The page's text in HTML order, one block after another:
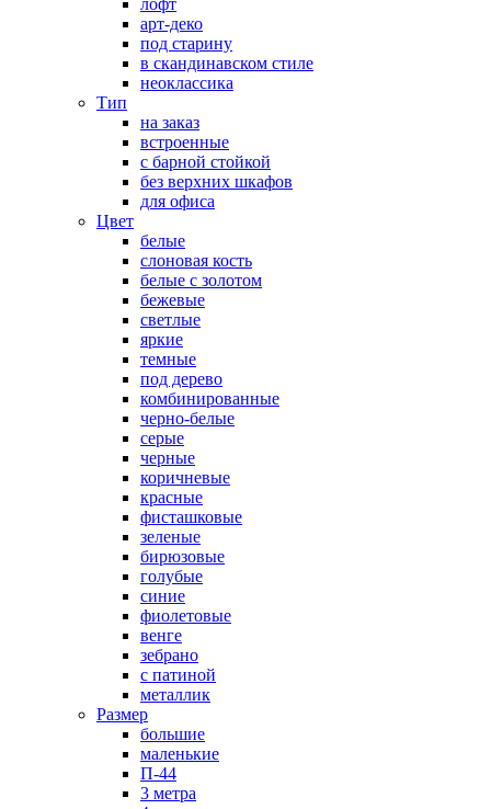
арт-деко
под старину
в скандинавском стиле
неоклассика
Тип
на заказ
встроенные
с барной стойкой
без верхних шкафов
для офиса
Цвет
белые
слоновая кость
белые с золотом
бежевые
светлые
яркие
темные
под дерево
комбинированные
черно-белые
серые
черные
коричневые
красные
фисташковые
зеленые
бирюзовые
голубые
синие
фиолетовые
венге
зебрано
с патиной
металлик
Размер
большие
маленькие
П-44
3 метра